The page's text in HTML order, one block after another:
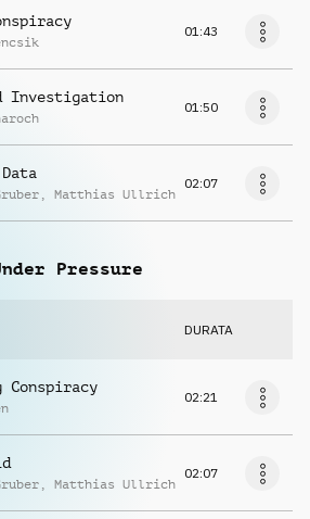
01:43
Investigation
01:50
, Matthias Ullrich
02:07
Pressure
DURATA
Conspiracy
02:21
, Matthias Ullrich
02:07